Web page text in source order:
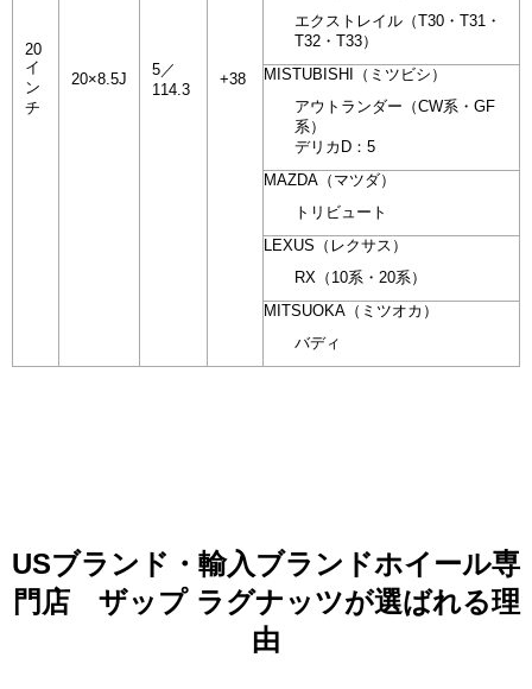
20
イ
ン
チ
20×8.5J
5／
114.3
+38
エクストレイル（T30・T31・
T32・T33）
MISTUBISHI（ミツビシ）
アウトランダー（CW系・GF
系）
デリカD：5
MAZDA（マツダ）
トリビュート
LEXUS（レクサス）
RX（10系・20系）
MITSUOKA（ミツオカ）
バディ
USブランド・輸入ブランドホイール専
門店 ザップ ラグナッツが選ばれる理
由